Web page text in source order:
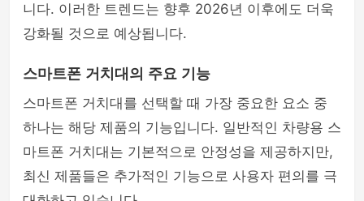
니다. 이러한 트렌드는 향후 2026년 이후에도 더욱
강화될 것으로 예상됩니다.
스마트폰 거치대의 주요 기능
스마트폰 거치대를 선택할 때 가장 중요한 요소 중
하나는 해당 제품의 기능입니다. 일반적인 차량용 스
마트폰 거치대는 기본적으로 안정성을 제공하지만,
최신 제품들은 추가적인 기능으로 사용자 편의를 극